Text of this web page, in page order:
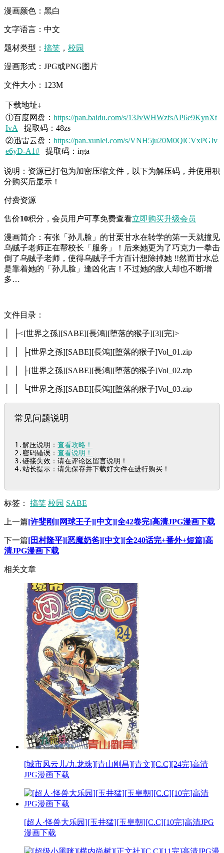
漫画颜色：黑白
文字语言：中文
题材类型： 搞笑 ， 校园
漫画形式：JPG或PNG图片
文件大小：123M
下载地址↓
①百度网盘： https://pan.baidu.com/s/13JvWHWzfsAP6e9KynXt
IvA
提取码：48zs
②迅雷云盘： https://pan.xunlei.com/s/VNH5ju20M0QlCVxPGIv
e6yD-A1# 提取码：irga
说明：资源已打包为加密压缩文件，以下为解压码，并使用积
分购买后显示！
付费资源
售价10积分 ，会员用户可享免费查看立即购买升级会员
漫画简介：有张「孙儿脸」的甘栗甘水在转学的第一天就撞见
乌贼子老师正在帮校长「服务」！后来她更为了巧克力一拳击
倒了乌贼子老师，使得乌贼子千方百计想除掉她 !!然而甘水总
是靠着她的「孙儿脸」逢凶化吉！不过她的敌人却也不断增
多…
文件目录：
│ ├<[世界之孫][SABE][長鴻][堕落的猴子][3][完]>
│ │ ├[世界之孫][SABE][長鴻][堕落的猴子]Vol_01.zip
│ │ ├[世界之孫][SABE][長鴻][堕落的猴子]Vol_02.zip
│ │ └[世界之孫][SABE][長鴻][堕落的猴子]Vol_03.zip
常见问题说明
1.解压说明： 查看攻略！
2.密码错误： 查看说明！
3.链接失效：请在评论区留言说明！
4.站长提示：请先保存并下载好文件在进行购买！
标签： 搞笑 校园 SABE
上一篇[许斐刚][网球王子][中文][全42卷完]高清JPG漫画下载
下一篇[田村隆平][恶魔奶爸][中文][全240话完+番外+短篇]高
清JPG漫画下载
相关文章
[城市风云儿/九龙珠][青山刚昌][青文][C.C][24完]高清
JPG漫画下载
[超人·怪兽大乐园][玉井猛][玉皇朝][C.C][10完]高清JPG
漫画下载